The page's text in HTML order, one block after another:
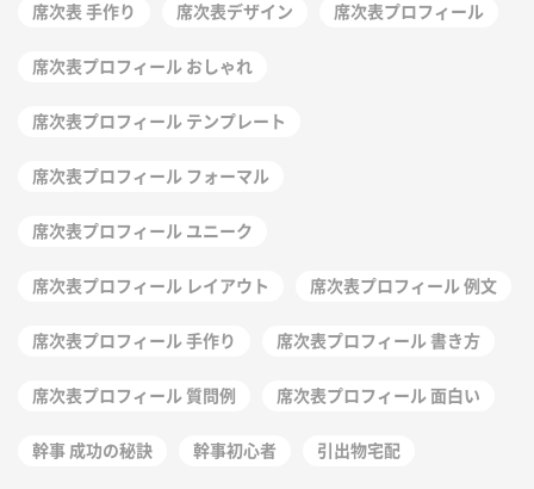
席次表 手作り 席次表デザイン 席次表プロフィール
席次表プロフィール おしゃれ
席次表プロフィール テンプレート
席次表プロフィール フォーマル
席次表プロフィール ユニーク
席次表プロフィール レイアウト 席次表プロフィール 例文
席次表プロフィール 手作り 席次表プロフィール 書き方
席次表プロフィール 質問例 席次表プロフィール 面白い
幹事 成功の秘訣 幹事初心者 引出物宅配